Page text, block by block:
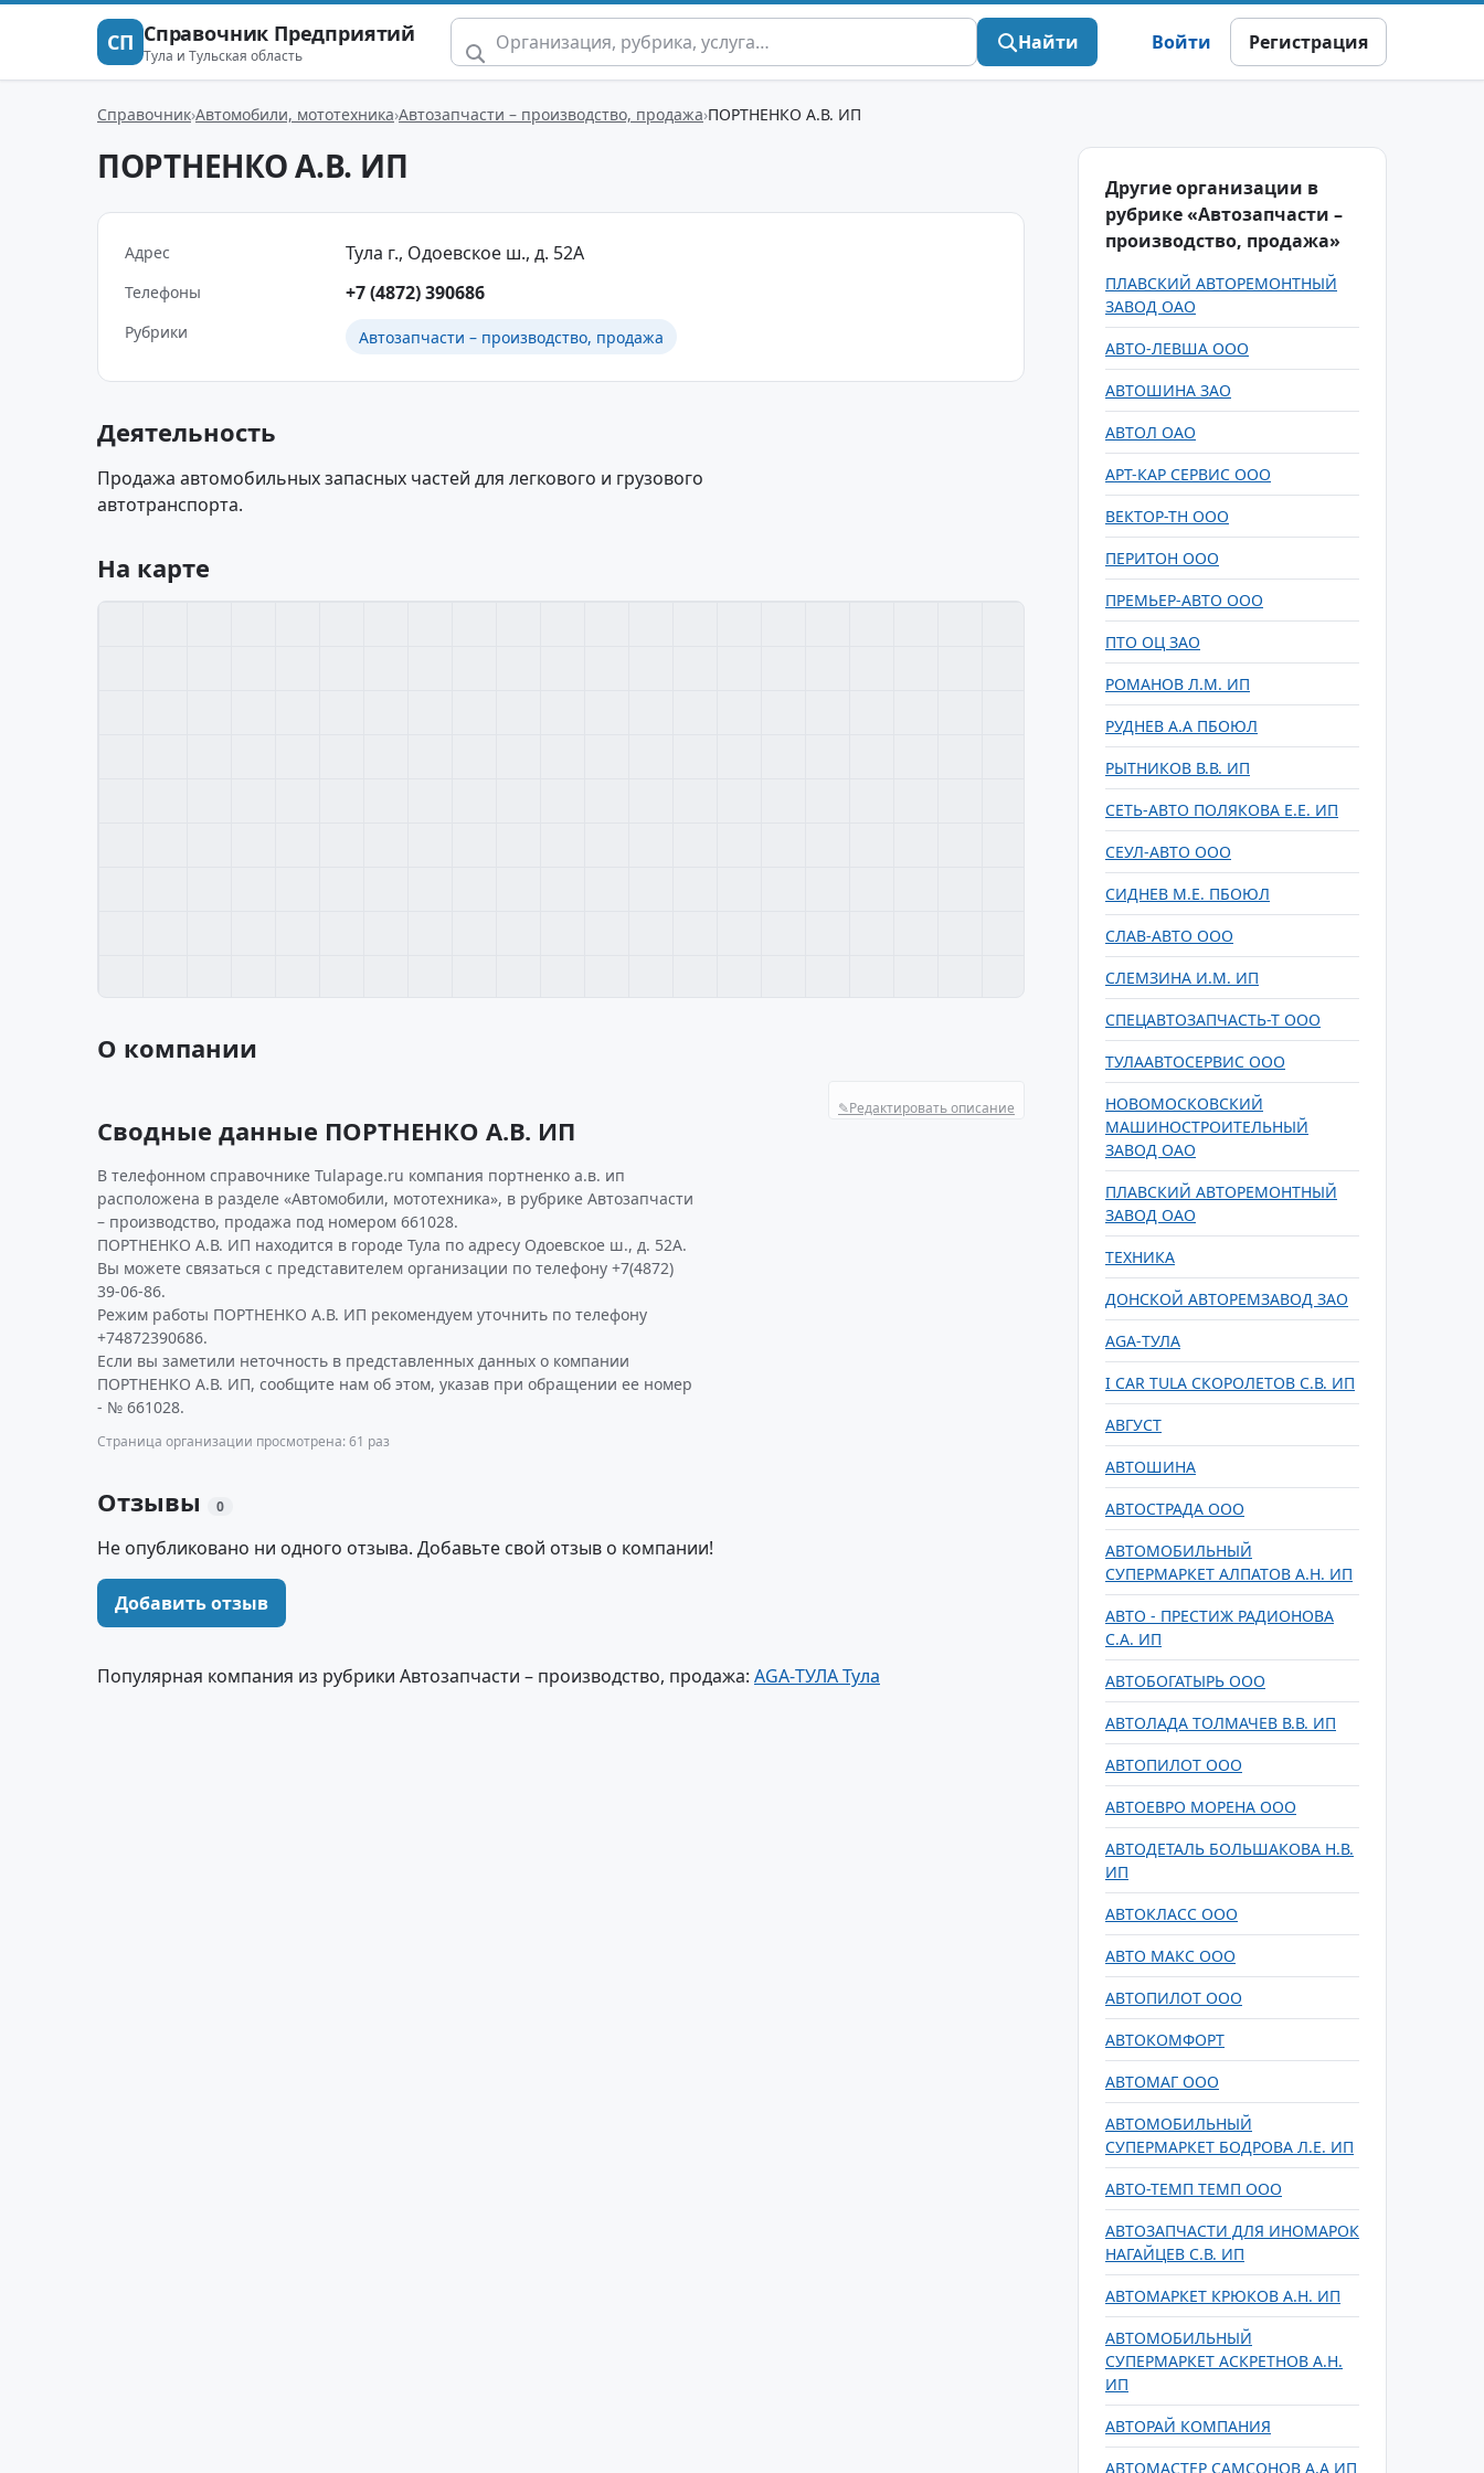
СП Справочник Предприятий
Тула и Тульская область
Найти Войти Регистрация
Справочник Автомобили, мототехника Автозапчасти – производство, продажа ПОРТНЕНКО А.В. ИП
ПОРТНЕНКО А.В. ИП
Адрес Тула г., Одоевское ш., д. 52А
Телефоны +7 (4872) 390686
Рубрики Автозапчасти – производство, продажа
Деятельность
Продажа автомобильных запасных частей для легкового и грузового
автотранспорта.
На карте
О компании
✎Редактировать описание
Сводные данные ПОРТНЕНКО А.В. ИП
В телефонном справочнике Tulapage.ru компания портненко а.в. ип
расположена в разделе «Автомобили, мототехника», в рубрике Автозапчасти
– производство, продажа под номером 661028.
ПОРТНЕНКО А.В. ИП находится в городе Тула по адресу Одоевское ш., д. 52А.
Вы можете связаться с представителем организации по телефону +7(4872)
39-06-86.
Режим работы ПОРТНЕНКО А.В. ИП рекомендуем уточнить по телефону
+74872390686.
Если вы заметили неточность в представленных данных о компании
ПОРТНЕНКО А.В. ИП, сообщите нам об этом, указав при обращении ее номер
- № 661028.
Страница организации просмотрена: 61 раз
Отзывы 0
Не опубликовано ни одного отзыва. Добавьте свой отзыв о компании!
Добавить отзыв
Популярная компания из рубрики Автозапчасти – производство, продажа: AGA-ТУЛА Тула
Другие организации в
рубрике «Автозапчасти –
производство, продажа»
ПЛАВСКИЙ АВТОРЕМОНТНЫЙ
ЗАВОД ОАО
АВТО-ЛЕВША ООО
АВТОШИНА ЗАО
АВТОЛ ОАО
АРТ-КАР СЕРВИС ООО
ВЕКТОР-ТН ООО
ПЕРИТОН ООО
ПРЕМЬЕР-АВТО ООО
ПТО ОЦ ЗАО
РОМАНОВ Л.М. ИП
РУДНЕВ А.А ПБОЮЛ
РЫТНИКОВ В.В. ИП
СЕТЬ-АВТО ПОЛЯКОВА Е.Е. ИП
СЕУЛ-АВТО ООО
СИДНЕВ М.Е. ПБОЮЛ
СЛАВ-АВТО ООО
СЛЕМЗИНА И.М. ИП
СПЕЦАВТОЗАПЧАСТЬ-Т ООО
ТУЛААВТОСЕРВИС ООО
НОВОМОСКОВСКИЙ
МАШИНОСТРОИТЕЛЬНЫЙ
ЗАВОД ОАО
ПЛАВСКИЙ АВТОРЕМОНТНЫЙ
ЗАВОД ОАО
ТЕХНИКА
ДОНСКОЙ АВТОРЕМЗАВОД ЗАО
AGA-ТУЛА
I CAR TULA СКОРОЛЕТОВ С.В. ИП
АВГУСТ
АВТОШИНА
АВТОСТРАДА ООО
АВТОМОБИЛЬНЫЙ
СУПЕРМАРКЕТ АЛПАТОВ А.Н. ИП
АВТО - ПРЕСТИЖ РАДИОНОВА
С.А. ИП
АВТОБОГАТЫРЬ ООО
АВТОЛАДА ТОЛМАЧЕВ В.В. ИП
АВТОПИЛОТ ООО
АВТОЕВРО МОРЕНА ООО
АВТОДЕТАЛЬ БОЛЬШАКОВА Н.В.
ИП
АВТОКЛАСС ООО
АВТО МАКС ООО
АВТОПИЛОТ ООО
АВТОКОМФОРТ
АВТОМАГ ООО
АВТОМОБИЛЬНЫЙ
СУПЕРМАРКЕТ БОДРОВА Л.Е. ИП
АВТО-ТЕМП ТЕМП ООО
АВТОЗАПЧАСТИ ДЛЯ ИНОМАРОК
НАГАЙЦЕВ С.В. ИП
АВТОМАРКЕТ КРЮКОВ А.Н. ИП
АВТОМОБИЛЬНЫЙ
СУПЕРМАРКЕТ АСКРЕТНОВ А.Н.
ИП
АВТОРАЙ КОМПАНИЯ
АВТОМАСТЕР САМСОНОВ А.А ИП